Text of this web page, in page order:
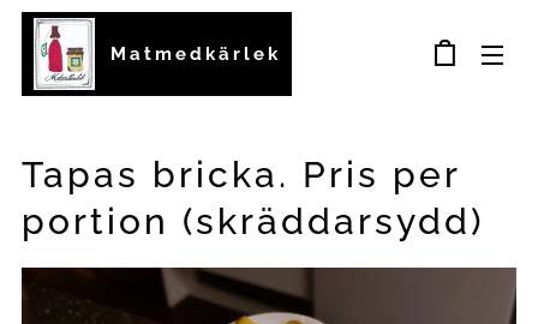
Matmedkärlek
Tapas bricka. Pris per
portion (skräddarsydd)